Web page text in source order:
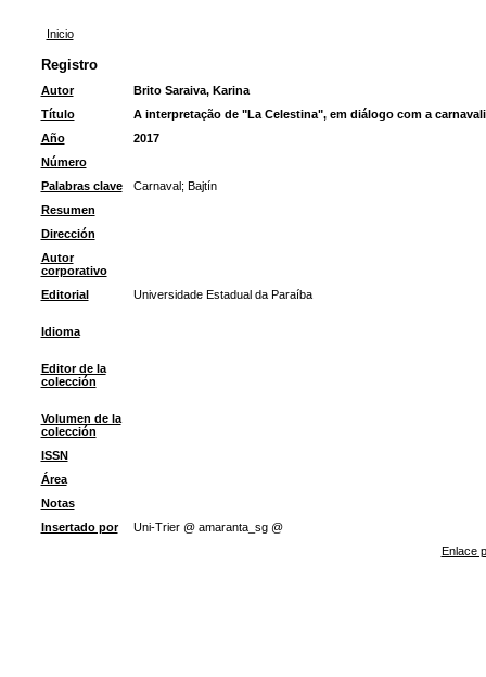
Inicio
Registro
Autor
Brito Saraiva, Karina
Título
A interpretação de "La Celestina", em diálogo com a
Año
2017
Número
Palabras clave
Carnaval; Bajtín
Resumen
Dirección
Autor
corporativo
Editorial
Universidade Estadual da Paraíba
Idioma
Editor de la
colección
Volumen de la
colección
ISSN
Área
Notas
Insertado por
Uni-Trier @ amaranta_sg @
Enlace